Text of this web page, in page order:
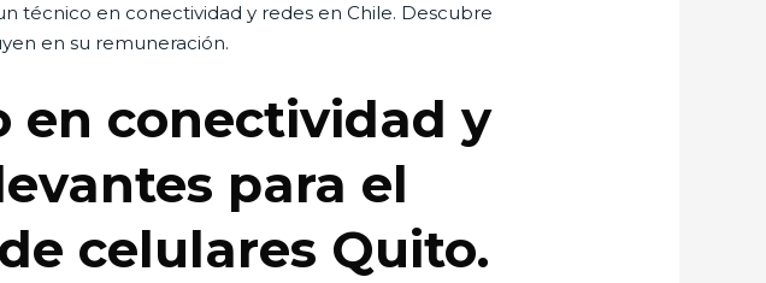
técnico en conectividad y redes en Chile. Descubre
en su remuneración.
en conectividad y
para el
celulares Quito.